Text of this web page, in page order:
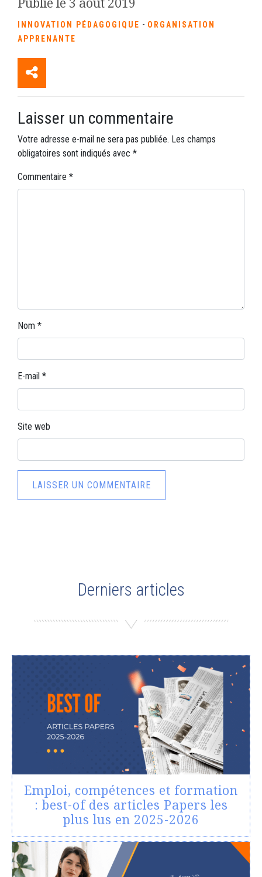
INNOVATION PÉDAGOGIQUE - ORGANISATION
APPRENANTE
Laisser un commentaire
Votre adresse e-mail ne sera pas publiée. Les champs
obligatoires sont indiqués avec *
Commentaire *
Nom *
E-mail *
Site web
Derniers articles
Emploi, compétences et formation
: best-of des articles Papers les
plus lus en 2025-2026